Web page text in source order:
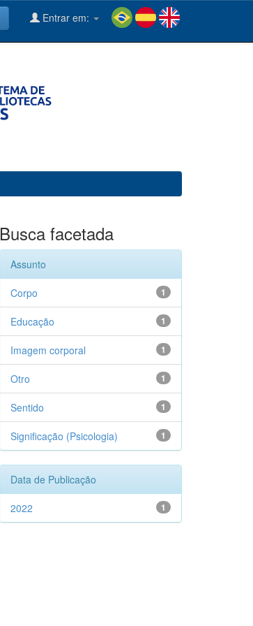
Entrar em:
Busca facetada
Assunto
1
Corpo
1
Educação
1
Imagem corporal
1
Otro
1
Sentido
1
Significação (Psicologia)
Data de Publicação
1
2022